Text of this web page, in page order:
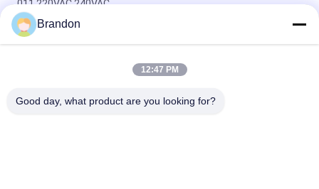
011 220VAC 240VAC
6013 6014 Ｃ 솔레노이드 밸브 코일 24V DC 110V 230V 50Hz 8W
11W 15W
솔레노이드 밸브 코일 EVI 7/9 12V 24V 110V 220V 4.8W 6.5W
Brandon
12:47 PM
Good day, what product are you looking for?